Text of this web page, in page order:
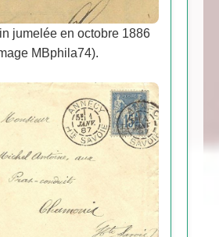
jumelée en octobre 1886
MBphila74).